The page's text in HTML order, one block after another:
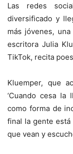
Las redes
diversificado y
más jóvenes,
escritora Julia
TikTok, recita
Kluemper, que
‘Cuando cesa
como forma de
final la gente
que vean y